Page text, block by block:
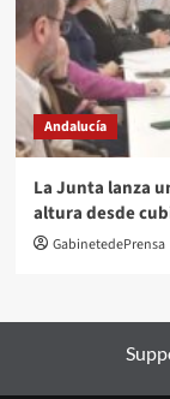
Andalucía
La Junta lanza
altura desde
GabinetedePrensa